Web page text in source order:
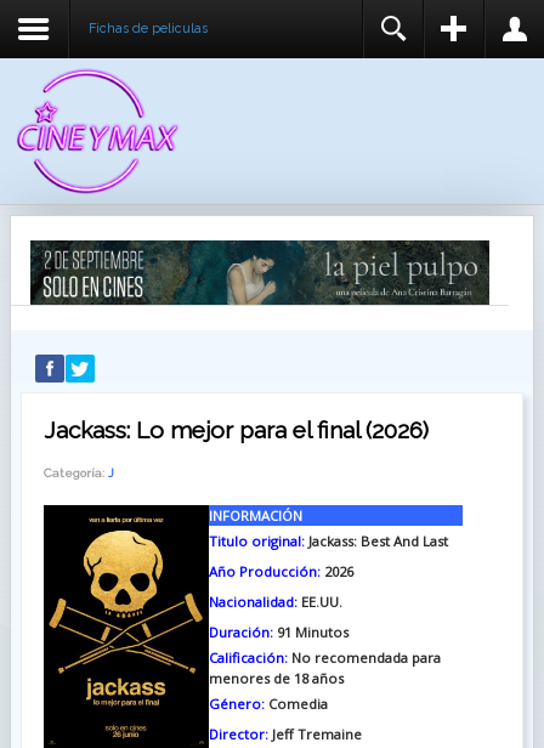
Fichas de peliculas
RECUÉRDEME
IDENTIFICARSE
REGISTER
Jackass: Lo mejor para el final (2026)
Categoría: J
INFORMACIÓN
Titulo original:Jackass: Best And Last
Año Producción:2026
Nacionalidad:EE.UU.
Duración:91 Minutos
Calificación:No recomendada para
menores de 18 años
Género:Comedia
Director:Jeff Tremaine